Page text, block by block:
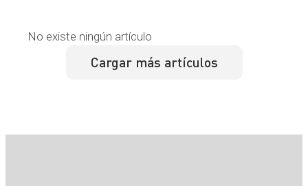
No existe ningún artículo
Cargar más artículos